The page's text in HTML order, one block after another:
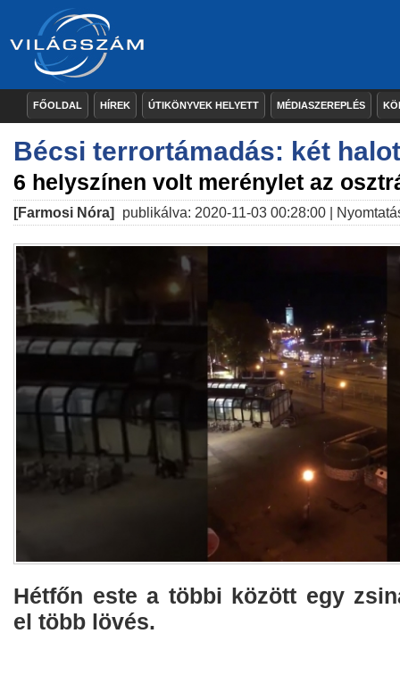
FŐOLDAL HÍREK ÚTIKÖNYVEK HELYETT MÉDIASZEREPLÉS
Bécsi terrortámadás: két
6 helyszínen volt merénylet az
[Farmosi Nóra] publikálva: 2020-11-03 00:28:00 |
Hétfőn este a többi között egy
el több lövés.